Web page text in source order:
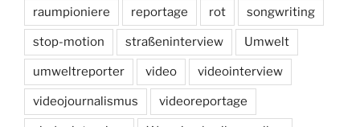
raumpioniere reportage rot songwriting
stop-motion straßeninterview Umwelt
umweltreporter video videointerview
videojournalismus videoreportage